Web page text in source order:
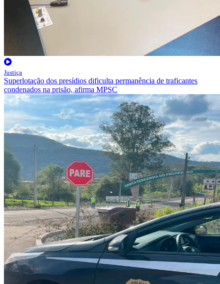
Justiça
Superlotação dos presídios dificulta permanência de traficantes
condenados na prisão, afirma MPSC